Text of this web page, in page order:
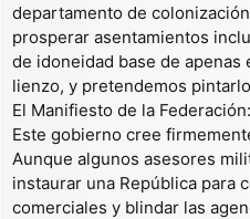
departamento de
prosperar asentamientos
de idoneidad base de apenas
lienzo, y pretendemos
El Manifiesto de la
Este gobierno cree
Aunque algunos asesores
instaurar una República para
comerciales y blindar las